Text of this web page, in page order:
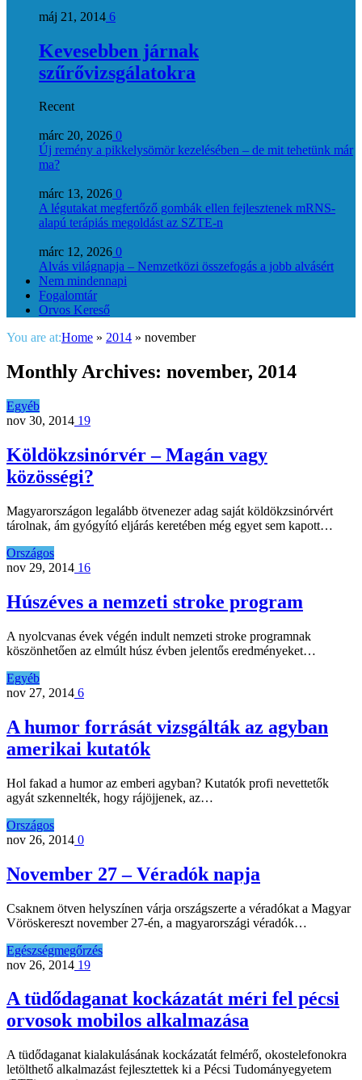
máj 21, 2014 6
Kevesebben járnak
szűrővizsgálatokra
Recent
márc 20, 2026 0
Új remény a pikkelysömör kezelésében – de mit tehetünk már
ma?
márc 13, 2026 0
A légutakat megfertőző gombák ellen fejlesztenek mRNS-
alapú terápiás megoldást az SZTE-n
márc 12, 2026 0
Alvás világnapja – Nemzetközi összefogás a jobb alvásért
Nem mindennapi
Fogalomtár
Orvos Kereső
You are at:Home » 2014 » november
Monthly Archives: november, 2014
Egyéb
nov 30, 2014 19
Köldökzsinórvér – Magán vagy
közösségi?
Magyarországon legalább ötvenezer adag saját köldökzsinórvért
tárolnak, ám gyógyító eljárás keretében még egyet sem kapott…
Országos
nov 29, 2014 16
Húszéves a nemzeti stroke program
A nyolcvanas évek végén indult nemzeti stroke programnak
köszönhetően az elmúlt húsz évben jelentős eredményeket…
Egyéb
nov 27, 2014 6
A humor forrását vizsgálták az agyban
amerikai kutatók
Hol fakad a humor az emberi agyban? Kutatók profi nevettetők
agyát szkennelték, hogy rájöjjenek, az…
Országos
nov 26, 2014 0
November 27 – Véradók napja
Csaknem ötven helyszínen várja országszerte a véradókat a Magyar
Vöröskereszt november 27-én, a magyarországi véradók…
Egészségmegőrzés
nov 26, 2014 19
A tüdődaganat kockázatát méri fel pécsi
orvosok mobilos alkalmazása
A tüdődaganat kialakulásának kockázatát felmérő, okostelefonokra
letölthető alkalmazást fejlesztettek ki a Pécsi Tudományegyetem